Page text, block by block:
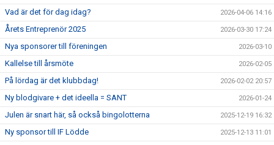
Vad är det för dag idag? 2026-04-06 14:16
Årets Entreprenör 2025 2026-03-30 17:24
Nya sponsorer till föreningen 2026-03-10
Kallelse till årsmöte 2026-02-05
På lördag är det klubbdag! 2026-02-02 20:57
Ny blodgivare + det ideella = SANT 2026-01-24
Julen är snart här, så också bingolotterna 2025-12-19 16:32
Ny sponsor till IF Lödde 2025-12-13 11:01